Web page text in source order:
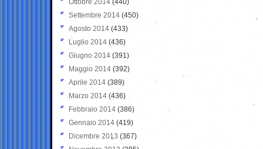
Ottobre 2014 (440)
Settembre 2014 (450)
Agosto 2014 (433)
Luglio 2014 (436)
Giugno 2014 (391)
Maggio 2014 (392)
Aprile 2014 (389)
Marzo 2014 (436)
Febbraio 2014 (386)
Gennaio 2014 (419)
Dicembre 2013 (367)